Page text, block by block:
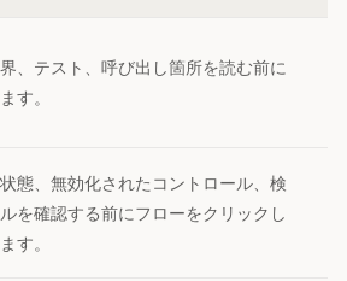
、テスト、呼び出し箇所を読む前に
す。
態、無効化されたコントロール、検
を確認する前にフローをクリックし
す。